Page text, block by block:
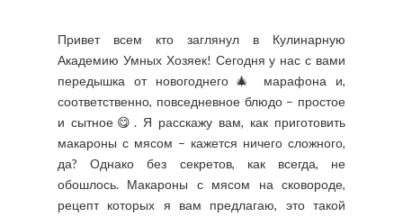
Привет всем кто заглянул в Кулинарную
Академию Умных Хозяек! Сегодня у нас с вами
передышка от новогоднего🎄 марафона и,
соответственно, повседневное блюдо – простое
и сытное😋. Я расскажу вам, как приготовить
макароны с мясом – кажется ничего сложного,
да? Однако без секретов, как всегда, не
обошлось. Макароны с мясом на сковороде,
рецепт которых я вам предлагаю, это такой